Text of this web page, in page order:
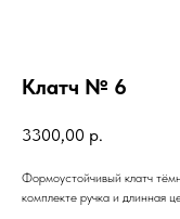
Клатч № 6
3300,00 р.
Формоустойчивый клатч
комплекте ручка и длинная